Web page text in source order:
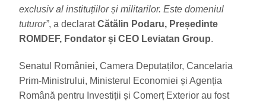
exclusiv al instituțiilor și militarilor. Este domeniul
tuturor”, a declaratCătălin Podaru, Președinte
ROMDEF, Fondator și CEO Leviatan Group.
Senatul României, Camera Deputaților, Cancelaria
Prim-Ministrului, Ministerul Economiei și Agenția
Română pentru Investiții și Comerț Exterior au fost